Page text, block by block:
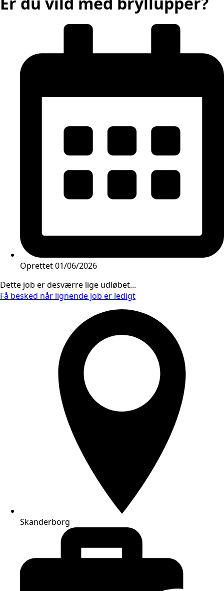
Oprettet01/06/2026
Dette job er desværre lige udløbet...
Få besked når lignende job er ledigt
Skanderborg